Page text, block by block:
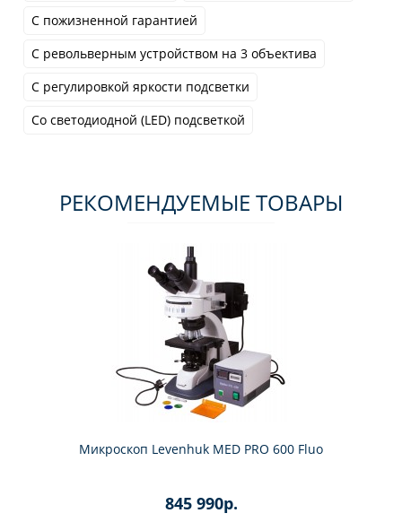
С пожизненной гарантией
С револьверным устройством на 3 объектива
С регулировкой яркости подсветки
Со светодиодной (LED) подсветкой
РЕКОМЕНДУЕМЫЕ ТОВАРЫ
Микроскоп Levenhuk MED PRO 600 Fluo
845 990р.